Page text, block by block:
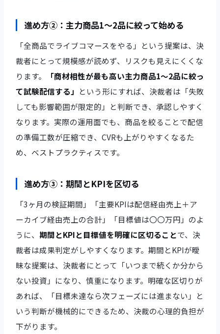
進め方②：主力商品1〜2品に絞って始める
「全商品でライブコマースをやる」という提案は、決
裁者にとって規模感が読めず、リスクも見えにくくな
ります。
「商材相性が最も高い主力商品1〜2品に絞っ
て試験配信する」 という形にすれば、決裁者は「失敗
しても影響範囲が限定的」と判断でき、承認しやすく
なります。実際の運用面でも、商品を絞ることで配信
の準備工数が圧縮でき、CVRも上がりやすくなるた
め、ベストプラクティスです。
進め方③：期間とKPIを区切る
「3ヶ月の検証期間」「主要KPIは配信経由売上＋ア
ーカイブ経由売上の合計」「目標値は〇〇万円」のよ
うに、 期間とKPIと目標値を明確に区切ることで、決
裁者は成果判定がしやすくなります。期間とKPIが曖
昧な提案は、決裁者にとって「いつまで続くか分から
ない投資」になり、慎重になります。明確な区切りが
あれば、「目標未達なら次フェーズには進まない」と
いう判断が機械的にできるため、決裁の心理的負担が
下がります。